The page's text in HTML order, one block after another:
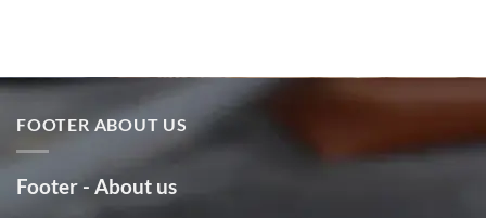
FOOTER ABOUT US
Footer - About us